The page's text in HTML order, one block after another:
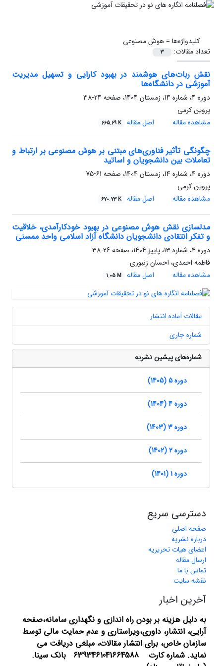
کلیدواژه‌ها =هوش مصنوعی
تعداد مقالات:
3
نقش ربات‌های هوشمند در بهبود کارایی و تسهیل مدیریت
آموزشی در دانشگاه‌ها
دوره 4، شماره 14، زمستان 1404، صفحه
24-38
پروین کرمی
مشاهده مقاله
اصل مقاله 665.69 K
چگونگی تأثیر فناوری‌های مبتنی بر هوش مصنوعی بر ارتباط و
تعاملات بین دانشجویان و اساتید
دوره 4، شماره 14، زمستان 1404، صفحه
61-75
پروین کرمی
مشاهده مقاله
اصل مقاله 670.73 K
مدلسازی نقش هوش مصنوعی در بهبود خودکارآمدی، خلاقیت
و تفکر انتقادی دانشجویان دانشگاه آزاد اسلامی واحد ممسنی
دوره 4، شماره 13، پاییز 1404، صفحه
26-38
فاطمه احمدی، احسان زنبوری
مشاهده مقاله
اصل مقاله 1.05 M
مقالات آماده انتشار
شماره جاری
شماره‌های پیشین نشریه
دوره 5 (1405)
دوره 4 (1404)
دوره 3 (1403)
دوره 2 (1402)
دوره 1 (1401)
دسترسی سریع
صفحه اصلی
درباره نشریه
اعضای هیات تحریریه
ارسال مقاله
تماس با ما
نقشه سایت
آخرین اخبار
به دلیل هزینه بر بودن راه اندازی و نگهداری سامانه،صفحه
آرایی، انتشار، داوری،ویراستاری و عدم حمایت مالی توسط
سازمان خاص، برای انتشار مقالات، مبلغی دریافت می
نماید.
شماره کارت 6393461041664588 بانک سینا.